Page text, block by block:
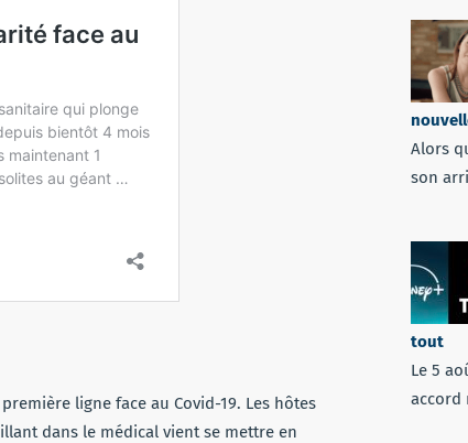
ligne face au Covid-19. Les hôtes
dans le médical vient se mettre en
Alors
son
tout
Le 5
accord